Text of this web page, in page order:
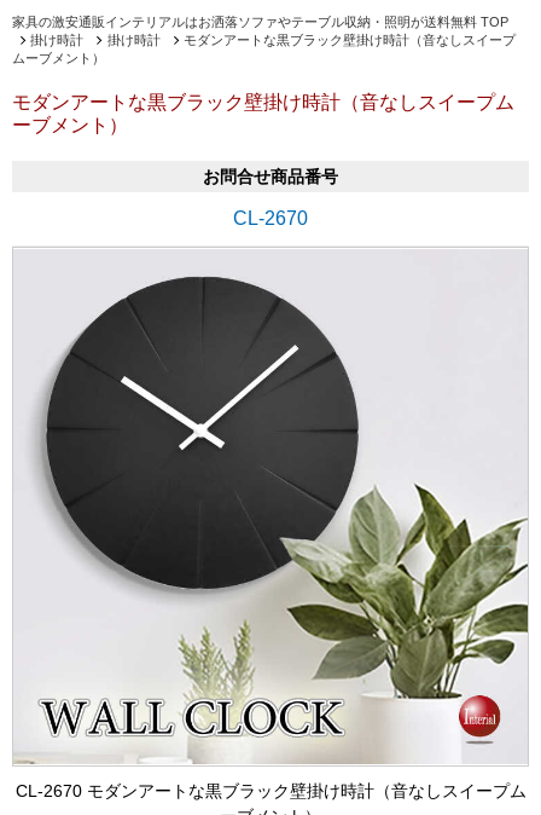
家具の激安通販インテリアルはお洒落ソファやテーブル収納・照明が送料無料 TOP
掛け時計
掛け時計
モダンアートな黒ブラック壁掛け時計（音なしスイープ
ムーブメント）
モダンアートな黒ブラック壁掛け時計（音なしスイープム
ーブメント）
お問合せ商品番号
CL-2670
CL-2670 モダンアートな黒ブラック壁掛け時計（音なしスイープム